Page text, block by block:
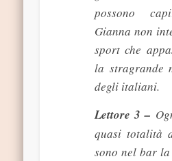
possono
Gianna non
sport che
la stragrande
degli italiani.
Lettore 3 –
quasi totalità
sono nel bar